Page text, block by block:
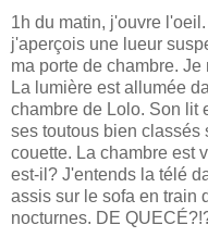
1h du matin, j'ouvre
j'aperçois une lueur
ma porte de chambre. Je
La lumière est allumée
chambre de Lolo. Son lit
ses toutous bien classés
couette. La chambre est
est-il? J'entends la télé
assis sur le sofa en train
nocturnes. DE